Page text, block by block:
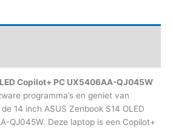
Copilot+ PC UX5406AA-QJ045W
programma’s en geniet van
14 inch ASUS Zenbook S14 OLED
QJ045W. Deze laptop is een Copilot+